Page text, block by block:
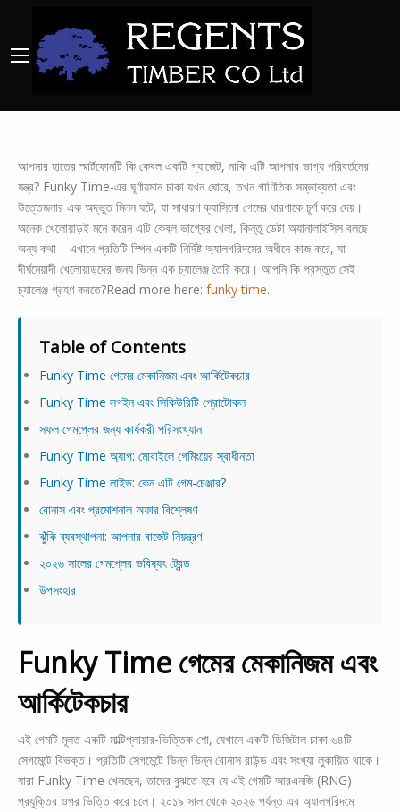
আপনার হাতের স্মার্টফোনটি কি কেবল একটি গ্যাজেট, নাকি এটি আপনার ভাগ্য পরিবর্তনের
যন্ত্র? Funky Time-এর ঘূর্ণায়মান চাকা যখন ঘোরে, তখন গাণিতিক সম্ভাব্যতা এবং
উত্তেজনার এক অদ্ভুত মিলন ঘটে, যা সাধারণ ক্যাসিনো গেমের ধারণাকে চূর্ণ করে দেয়।
অনেক খেলোয়াড়ই মনে করেন এটি কেবল ভাগ্যের খেলা, কিন্তু ডেটা অ্যানালাইসিস বলছে
অন্য কথা—এখানে প্রতিটি স্পিন একটি নির্দিষ্ট অ্যালগরিদমের অধীনে কাজ করে, যা
দীর্ঘমেয়াদী খেলোয়াড়দের জন্য ভিন্ন এক চ্যালেঞ্জ তৈরি করে। আপনি কি প্রস্তুত সেই
চ্যালেঞ্জ গ্রহণ করতে?Read more here: funky time.
Table of Contents
Funky Time গেমের মেকানিজম এবং আর্কিটেকচার
Funky Time লগইন এবং সিকিউরিটি প্রোটোকল
সফল গেমপ্লের জন্য কার্যকরী পরিসংখ্যান
Funky Time অ্যাপ: মোবাইলে গেমিংয়ের স্বাধীনতা
Funky Time লাইভ: কেন এটি গেম-চেঞ্জার?
বোনাস এবং প্রমোশনাল অফার বিশ্লেষণ
ঝুঁকি ব্যবস্থাপনা: আপনার বাজেট নিয়ন্ত্রণ
২০২৬ সালের গেমপ্লের ভবিষ্যৎ ট্রেন্ড
উপসংহার
Funky Time গেমের মেকানিজম এবং
আর্কিটেকচার
এই গেমটি মূলত একটি মাল্টিপ্লায়ার-ভিত্তিক শো, যেখানে একটি ডিজিটাল চাকা ৬৪টি
সেগমেন্টে বিভক্ত। প্রতিটি সেগমেন্টে ভিন্ন ভিন্ন বোনাস রাউন্ড এবং সংখ্যা লুকায়িত থাকে।
যারা Funky Time খেলছেন, তাদের বুঝতে হবে যে এই গেমটি আরএনজি (RNG)
প্রযুক্তির ওপর ভিত্তি করে চলে। ২০১৯ সাল থেকে ২০২৬ পর্যন্ত এর অ্যালগরিদমে